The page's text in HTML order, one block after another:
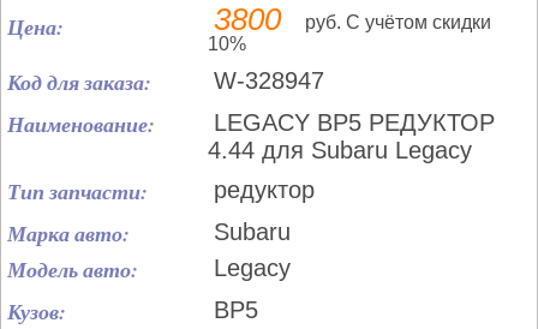
Цена: 3800
руб. С учётом скидки
10%
Код для заказа: W-328947
Наименование:
LEGACY BP5 РЕДУКТОР
4.44 для Subaru Legacy
Тип запчасти: редуктор
Марка авто: Subaru
Модель авто: Legacy
Кузов: BP5